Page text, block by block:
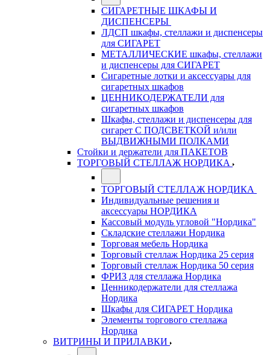
СИГАРЕТНЫЕ ШКАФЫ И
ДИСПЕНСЕРЫ
ЛДСП шкафы, стеллажи и диспенсеры
для СИГАРЕТ
МЕТАЛЛИЧЕСКИЕ шкафы, стеллажи
и диспенсеры для СИГАРЕТ
Сигаретные лотки и аксессуары для
сигаретных шкафов
ЦЕННИКОДЕРЖАТЕЛИ для
сигаретных шкафов
Шкафы, стеллажи и диспенсеры для
сигарет С ПОДСВЕТКОЙ и/или
ВЫДВИЖНЫМИ ПОЛКАМИ
Стойки и держатели для ПАКЕТОВ
ТОРГОВЫЙ СТЕЛЛАЖ НОРДИКА
ТОРГОВЫЙ СТЕЛЛАЖ НОРДИКА
Индивидуальные решения и
аксессуары НОРДИКА
Кассовый модуль угловой "Нордика"
Складские стеллажи Нордика
Торговая мебель Нордика
Торговый стеллаж Нордика 25 серия
Торговый стеллаж Нордика 50 серия
ФРИЗ для стеллажа Нордика
Ценникодержатели для стеллажа
Нордика
Шкафы для СИГАРЕТ Нордика
Элементы торгового стеллажа
Нордика
ВИТРИНЫ И ПРИЛАВКИ